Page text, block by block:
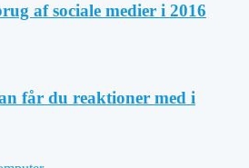
af sociale medier i 2016
får du reaktioner med i